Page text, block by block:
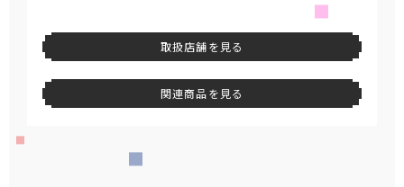
取扱店舗を見る
関連商品を見る